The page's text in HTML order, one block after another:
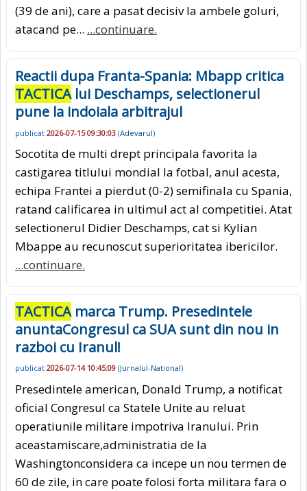
(39 de ani), care a pasat decisiv la ambele goluri,
atacand pe... ...continuare.
Reactii dupa Franta-Spania: Mbapp critica
TACTICAlui Deschamps, selectionerul
pune la indoiala arbitrajul
publicat 2026-07-15 09:30:03 (Adevarul)
Socotita de multi drept principala favorita la
castigarea titlului mondial la fotbal, anul acesta,
echipa Frantei a pierdut (0-2) semifinala cu Spania,
ratand calificarea in ultimul act al competitiei. Atat
selectionerul Didier Deschamps, cat si Kylian
Mbappe au recunoscut superioritatea ibericilor.
...continuare.
TACTICAmarca Trump. Presedintele
anuntaCongresul ca SUA sunt din nou in
razboi cu Iranul!
publicat 2026-07-14 10:45:09 (Jurnalul-National)
Presedintele american, Donald Trump, a notificat
oficial Congresul ca Statele Unite au reluat
operatiunile militare impotriva Iranului. Prin
aceastamiscare,administratia de la
Washingtonconsidera ca incepe un nou termen de
60 de zile, in care poate folosi forta militara fara o